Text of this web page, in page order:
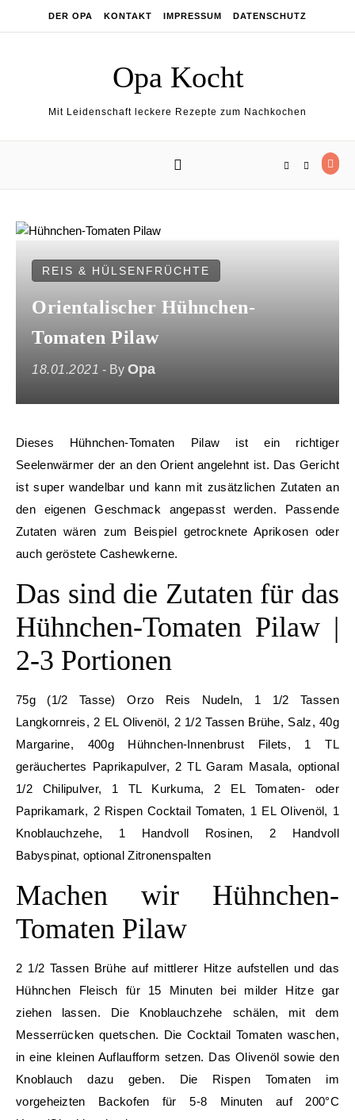
DER OPA KONTAKT IMPRESSUM DATENSCHUTZ
Opa Kocht
Mit Leidenschaft leckere Rezepte zum Nachkochen
REIS & HÜLSENFRÜCHTE
Orientalischer Hühnchen-
Tomaten Pilaw
18.01.2021 - By Opa
Dieses Hühnchen-Tomaten Pilaw ist ein richtiger
Seelenwärmer der an den Orient angelehnt ist. Das Gericht
ist super wandelbar und kann mit zusätzlichen Zutaten an
den eigenen Geschmack angepasst werden. Passende
Zutaten wären zum Beispiel getrocknete Aprikosen oder
auch geröstete Cashewkerne.
Das sind die Zutaten für das
Hühnchen-Tomaten Pilaw |
2-3 Portionen
75g (1/2 Tasse) Orzo Reis Nudeln, 1 1/2 Tassen
Langkornreis, 2 EL Olivenöl, 2 1/2 Tassen Brühe, Salz, 40g
Margarine, 400g Hühnchen-Innenbrust Filets, 1 TL
geräuchertes Paprikapulver, 2 TL Garam Masala, optional
1/2 Chilipulver, 1 TL Kurkuma, 2 EL Tomaten- oder
Paprikamark, 2 Rispen Cocktail Tomaten, 1 EL Olivenöl, 1
Knoblauchzehe, 1 Handvoll Rosinen, 2 Handvoll
Babyspinat, optional Zitronenspalten
Machen wir Hühnchen-
Tomaten Pilaw
2 1/2 Tassen Brühe auf mittlerer Hitze aufstellen und das
Hühnchen Fleisch für 15 Minuten bei milder Hitze gar
ziehen lassen. Die Knoblauchzehe schälen, mit dem
Messerrücken quetschen. Die Cocktail Tomaten waschen,
in eine kleinen Auflaufform setzen. Das Olivenöl sowie den
Knoblauch dazu geben. Die Rispen Tomaten im
vorgeheizten Backofen für 5-8 Minuten auf 200°C